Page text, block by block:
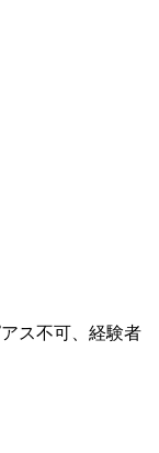
ス不可、経験者